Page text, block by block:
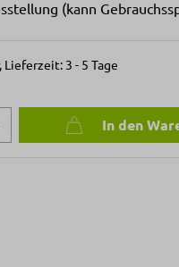
(kann
3 - 5 Tage
Gib den
In den